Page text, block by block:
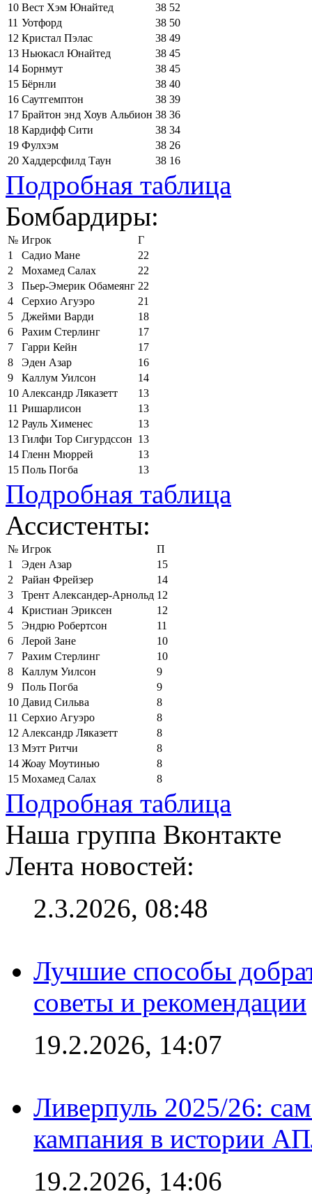
10 Вест Хэм Юнайтед 38 52
11 Уотфорд 38 50
12 Кристал Пэлас 38 49
13 Ньюкасл Юнайтед 38 45
14 Борнмут 38 45
15 Бёрнли 38 40
16 Саутгемптон 38 39
17 Брайтон энд Хоув Альбион 38 36
18 Кардифф Сити 38 34
19 Фулхэм 38 26
20 Хаддерсфилд Таун 38 16
Подробная таблица
Бомбардиры:
№ Игрок
Г
1
Садио Мане
22
2
Мохамед Салах
22
3
Пьер-Эмерик Обамеянг 22
4
Серхио Агуэро
21
5
Джейми Варди
18
6
Рахим Стерлинг
17
7
Гарри Кейн
17
8
Эден Азар
16
9
Каллум Уилсон
14
10 Александр Ляказетт
13
11 Ришарлисон
13
12 Рауль Хименес
13
13 Гилфи Тор Сигурдссон 13
14 Гленн Мюррей
13
15 Поль Погба 13
Подробная таблица
Ассистенты:
№ Игрок
П
1
Эден Азар
15
2
Райан Фрейзер
14
3
Трент Александер-Арнольд 12
4
Кристиан Эриксен
12
5
Эндрю Робертсон
11
6
Лерой Зане
10
7
Рахим Стерлинг
10
8
Каллум Уилсон
9
9
Поль Погба
9
10 Давид Сильва
8
11 Серхио Агуэро
8
12 Александр Ляказетт
8
13 Мэтт Ритчи
8
14 Жоау Моутинью
8
15 Мохамед Салах 8
Подробная таблица
Наша группа Вконтакте
Лента новостей:
2.3.2026, 08:48
Лучшие способы
советы и рекомендации
19.2.2026, 14:07
Ливерпуль 2025/26:
кампания в истории
19.2.2026, 14:06